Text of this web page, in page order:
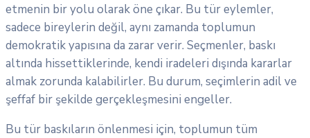
etmenin bir yolu olarak öne çıkar. Bu tür eylemler,
sadece bireylerin değil, aynı zamanda toplumun
demokratik yapısına da zarar verir. Seçmenler, baskı
altında hissettiklerinde, kendi iradeleri dışında kararlar
almak zorunda kalabilirler. Bu durum, seçimlerin adil ve
şeffaf bir şekilde gerçekleşmesini engeller.
Bu tür baskıların önlenmesi için, toplumun tüm